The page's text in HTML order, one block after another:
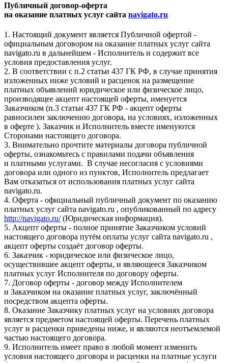
Публичный договор-оферта
на оказание платных услуг сайта navigato.ru
1. Настоящий документ является Публичной офертой -
официальным договором на оказание платных услуг сайта
navigato.ru в дальнейшем - Исполнитель и содержит все
условия предоставления услуг.
2. В соответствии с п.2 статьи 437 ГК РФ, в случае принятия
изложенных ниже условий и расценок на размещение
платных объявлений юридическое или физическое лицо,
производящее акцепт настоящей оферты, именуется
Заказчиком (п.3 статьи 437 ГК РФ - акцепт оферты
равносилен заключению договора, на условиях, изложенных
в оферте ). Заказчик и Исполнитель вместе именуются
Сторонами настоящего договора.
3. Внимательно прочтите материалы договора публичной
оферты, ознакомьтесь с правилами подачи объявления
и платными услугами. В случае несогласия с условиями
договора или одного из пунктов, Исполнитель предлагает
Вам отказаться от использования платных услуг сайта
navigato.ru.
4. Оферта - официальный публичный документ по оказанию
платных услуг сайта navigato.ru , опубликованный по адресу
http://navigato.ru/(Юридическая информация).
5. Акцепт оферты - полное принятие Заказчиком условий
настоящего договора путём оплаты услуг сайта navigato.ru ,
акцепт оферты создаёт договор оферты.
6. Заказчик - юридическое или физическое лицо,
осуществившее акцепт оферты, и являющееся Заказчиком
платных услуг Исполнителя по договору оферты.
7. Договор оферты - договор между Исполнителем
и Заказчиком на оказание платных услуг, заключённый
посредством акцепта оферты.
8. Оказание Заказчику платных услуг на условиях договора
является предметом настоящей оферты. Перечень платных
услуг и расценки приведены ниже, и являются неотъемлемой
частью настоящего договора.
9. Исполнитель имеет право в любой момент изменить
условия настоящего договора и расценки на платные услуги